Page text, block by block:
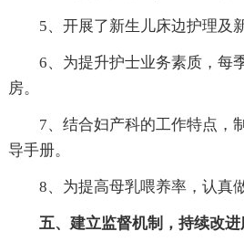
5、开展了新生儿床边护理及
6、为提升护士业务素质，每
房。
7、结合妇产科的工作特点，
导手册。
8、为提高母乳喂养率，认真做
五、建立监督机制，持续改